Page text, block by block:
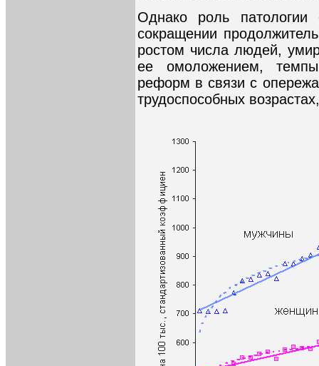
Однако роль патологии
сокращении
ростом числа людей,
ее омоложением,
реформ в связи с
трудоспособных